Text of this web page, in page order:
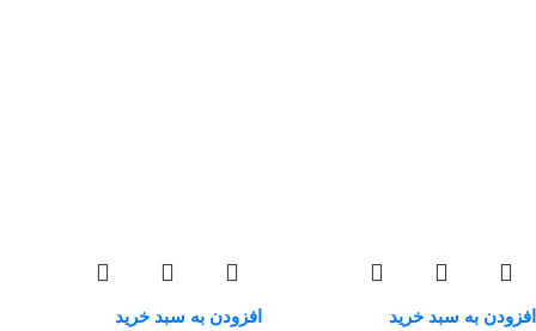
افزودن به سبد خرید افزودن به سبد خرید